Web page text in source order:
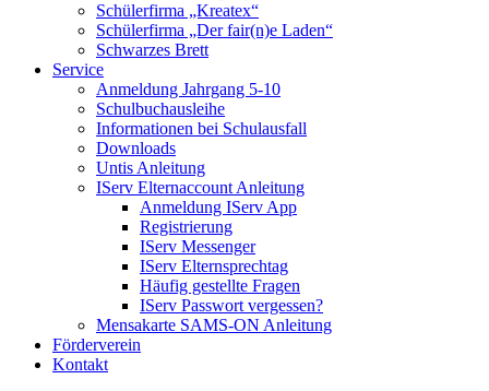
Schülerfirma „Kreatex“
Schülerfirma „Der fair(n)e Laden“
Schwarzes Brett
Service
Anmeldung Jahrgang 5-10
Schulbuchausleihe
Informationen bei Schulausfall
Downloads
Untis Anleitung
IServ Elternaccount Anleitung
Anmeldung IServ App
Registrierung
IServ Messenger
IServ Elternsprechtag
Häufig gestellte Fragen
IServ Passwort vergessen?
Mensakarte SAMS-ON Anleitung
Förderverein
Kontakt